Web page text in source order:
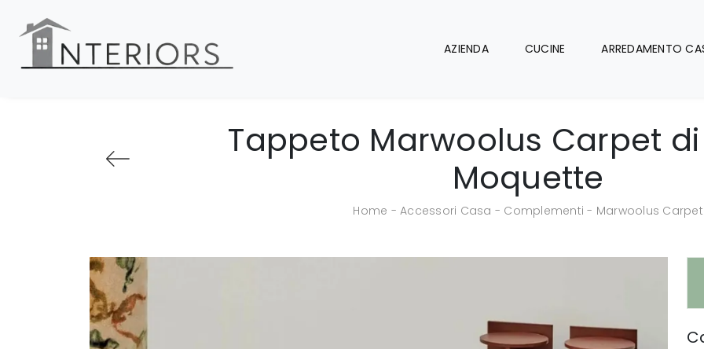
AZIENDA CUCINE ARREDAMENTO
Tappeto Marwoolus Carpet
Moquette
Home - Accessori Casa - Complementi - Marwoolus Carpet